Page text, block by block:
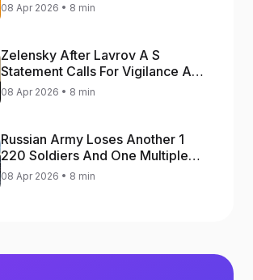
08 Apr 2026 • 8 min
Zelensky After Lavrov A S
Statement Calls For Vigilance As
Capital May Be Attacked
08 Apr 2026 • 8 min
Russian Army Loses Another 1
220 Soldiers And One Multiple
Launch Rocket System In War
Against Ukraine
08 Apr 2026 • 8 min